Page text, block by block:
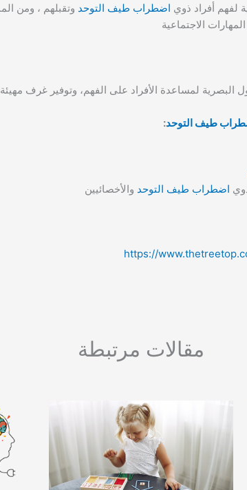
لفهم أفراد ذوي اضطراب طيف التوحد وتقبلهم ، ومن
الاجتماعية
البصرية لمساعدة الأفراد على الفهم، وتوفير غرف مهيئة
طيف التوحد:
اضطراب طيف التوحد والأخصائيين
https://
مقالات مرتبطة